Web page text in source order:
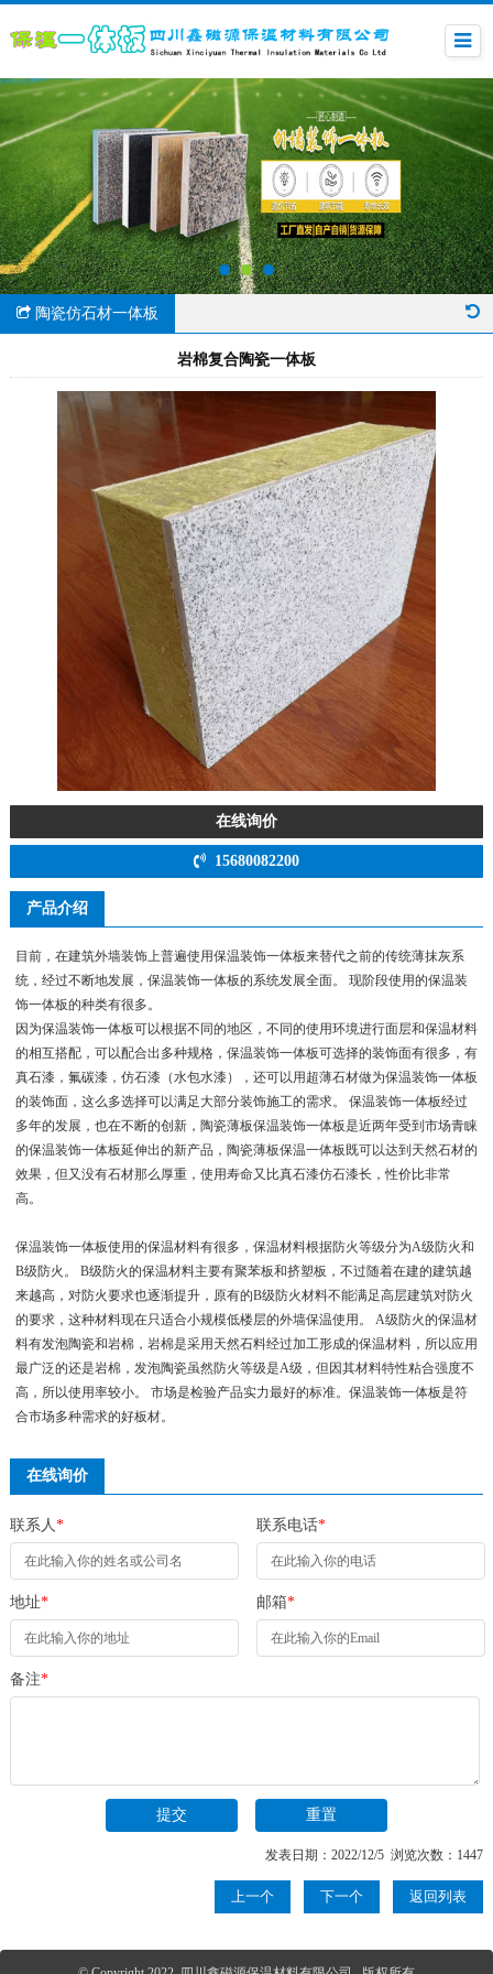
陶瓷仿石材一体板
岩棉复合陶瓷一体板
在线询价
15680082200
产品介绍
目前，在建筑外墙装饰上普遍使用保温装饰一体板来替代之前的传统薄抹灰系
统，经过不断地发展，保温装饰一体板的系统发展全面。 现阶段使用的保温装
饰一体板的种类有很多。
因为保温装饰一体板可以根据不同的地区，不同的使用环境进行面层和保温材料
的相互搭配，可以配合出多种规格，保温装饰一体板可选择的装饰面有很多，有
真石漆，氟碳漆，仿石漆（水包水漆），还可以用超薄石材做为保温装饰一体板
的装饰面，这么多选择可以满足大部分装饰施工的需求。 保温装饰一体板经过
多年的发展，也在不断的创新，陶瓷薄板保温装饰一体板是近两年受到市场青睐
的保温装饰一体板延伸出的新产品，陶瓷薄板保温一体板既可以达到天然石材的
效果，但又没有石材那么厚重，使用寿命又比真石漆仿石漆长，性价比非常
高。
保温装饰一体板使用的保温材料有很多，保温材料根据防火等级分为A级防火和
B级防火。 B级防火的保温材料主要有聚苯板和挤塑板，不过随着在建的建筑越
来越高，对防火要求也逐渐提升，原有的B级防火材料不能满足高层建筑对防火
的要求，这种材料现在只适合小规模低楼层的外墙保温使用。 A级防火的保温材
料有发泡陶瓷和岩棉，岩棉是采用天然石料经过加工形成的保温材料，所以应用
最广泛的还是岩棉，发泡陶瓷虽然防火等级是A级，但因其材料特性粘合强度不
高，所以使用率较小。 市场是检验产品实力最好的标准。保温装饰一体板是符
合市场多种需求的好板材。
在线询价
联系人 * 联系电话*
地址* 邮箱*
备注*
发表日期：2022/12/5 浏览次数：1447
上一个 下一个 返回列表